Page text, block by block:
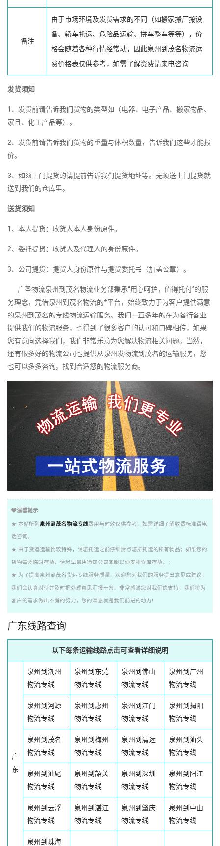
备注
由于市场环境及发货需求的不同（如搬家搬厂搬设
备、轿车托运、危险品运输、拼车整车等等），价
格会随着各种行情经常动，因此泉州到茂名物流运
费价格表仅供参考，如需了解资费请来电咨询
发货须知
1、发货前请告诉我们货物的类型如（电器、电子产品、搬家物品、
家且、化工产品等）。
2、发货前请告诉我们货物的重量与体积数量，告诉我们这些才能报
价。
3、如须上门提货的请提前告诉我们提货地址等。无须送上门提货就
送到我们的仓库里。
送货须知
1、本人提货：收货人本人身份原件。
2、委托提货：收货人及代理人的身份原件。
3、公司提货：提货人身份原件与提货委托书（加盖公章）。
广圣物流泉州到茂名物流业务部秉承“用心呵护，值得托付”的服
务理念，凭借泉州到茂名物流的*平台，始终致力于为客户提供满意
的泉州到茂名的专线物流运输服务。我们一直多年的在为各行各业
提供我们的物流服务，也得到了很多客户的认可和口碑相传，如果
您有意向选择我们，我们非常乐意为您解决物流相关问题。当然，
还有很多好的物流公司也提供从泉州发物流到茂名的运输服务，您
也可以多多咨询，找到合适您的物流服务商。
温馨提示
★ 本站所列 泉州到茂名物流专线费用与时效仅供参考，如需详细了解收费标准请电
话咨询。
★ 由于货运运输比较特殊，请您托运之前仔细清点您所托运的所有物品；如果您的
货物需要临时存放，请尽早最快通知公司客服以便安排仓库存放。；
★ 为了提高泉州到茂名货运专线服务质量，欢迎您对我们的服务提出意见或建议，
我们会认真对待并及时把处理意见汇报于您，非常感谢您对我们的支持，我们将为
客户的需求做出不懈的努力，您的满意就是我们前进的动力!
广东线路查询
以下每条运输线路点击可查看详细说明
广
东
泉州到潮州
物流专线
泉州到东莞
物流专线
泉州到佛山
物流专线
泉州到广州
物流专线
泉州到河源
物流专线
泉州到惠州
物流专线
泉州到江门
物流专线
泉州到揭阳
物流专线
泉州到茂名
物流专线
泉州到梅州
物流专线
泉州到清远
物流专线
泉州到汕头
物流专线
泉州到汕尾
物流专线
泉州到韶关
物流专线
泉州到深圳
物流专线
泉州到阳江
物流专线
泉州到云浮
物流专线
泉州到湛江
物流专线
泉州到肇庆
物流专线
泉州到中山
物流专线
泉州到珠海